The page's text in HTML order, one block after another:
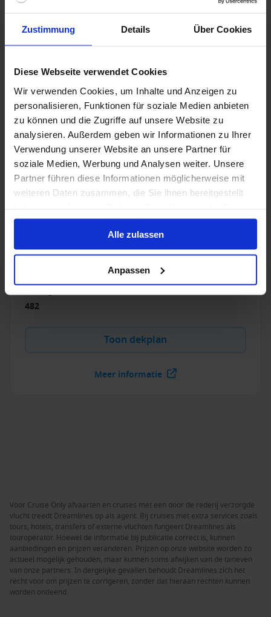
Zustimmung Details Über Cookies
Diese Webseite verwendet Cookies
Wir verwenden Cookies, um Inhalte und Anzeigen zu
personalisieren, Funktionen für soziale Medien anbieten
zu können und die Zugriffe auf unsere Website zu
analysieren. Außerdem geben wir Informationen zu Ihrer
Verwendung unserer Website an unsere Partner für
soziale Medien, Werbung und Analysen weiter. Unsere
Partner führen diese Informationen möglicherweise mit
weiteren Daten zusammen, die Sie ihnen bereitgestellt
gesammelt haben.
Alle zulassen
Anpassen
Verdere informatie
Niet inbegrepen diensten
1 / 24
Seven Seas Navigator
Seven Seas Navigator zal u en uw gezelschap niet
teleurstellen met haar comfort en klasse aan boord.
Met dit schip maakt u onvergetelijke herinneringen.
482
Toon dekplan
Meer informatie
Voor Cruise Only afvaarten en cruises met een door de rederij verzorgde
vlucht treedt Dreamlines op als agent. Bij cruises met extra services zoals
tours, hotels, transfers of externe vluchten fungeert Dreamlines als
touroperator. Hoewel de informatie bij publicatie correct is, kunnen
aanbiedingen en prijzen veranderen. Prijzen op onze website worden zo
actueel mogelijk gehouden, maar kunnen soms afwijken van de tarieven
van onze partners. In dergelijke gevallen behoudt Dreamlines zich het
recht voor om prijzen te corrigeren, zonder dat hieraan rechten kunnen
worden ontleend.